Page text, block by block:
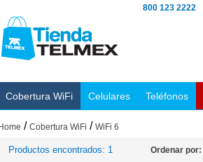
800 123 2222
Cobertura WiFi Celulares Teléfonos
Home / Cobertura WiFi / WiFi 6
Productos encontrados: 1 Ordenar por: